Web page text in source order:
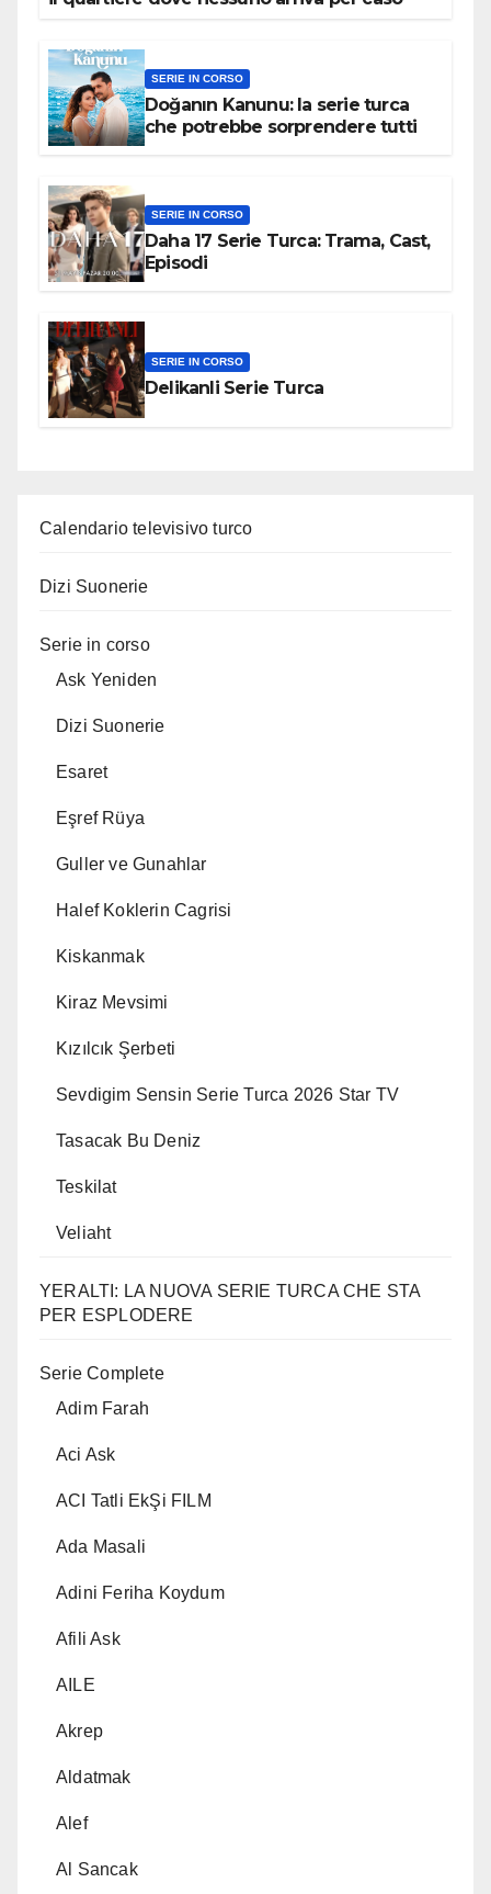
SERIE IN CORSO
Doğanın Kanunu: la serie turca
che potrebbe sorprendere tutti
SERIE IN CORSO
Daha 17 Serie Turca: Trama, Cast,
Episodi
SERIE IN CORSO
Delikanli Serie Turca
Calendario televisivo turco
Dizi Suonerie
Serie in corso
Ask Yeniden
Dizi Suonerie
Esaret
Eşref Rüya
Guller ve Gunahlar
Halef Koklerin Cagrisi
Kiskanmak
Kiraz Mevsimi
Kızılcık Şerbeti
Sevdigim Sensin Serie Turca 2026 Star TV
Tasacak Bu Deniz
Teskilat
Veliaht
YERALTI: LA NUOVA SERIE TURCA CHE STA
PER ESPLODERE
Serie Complete
Adim Farah
Aci Ask
ACI Tatli EkŞi FILM
Ada Masali
Adini Feriha Koydum
Afili Ask
AILE
Akrep
Aldatmak
Alef
Al Sancak